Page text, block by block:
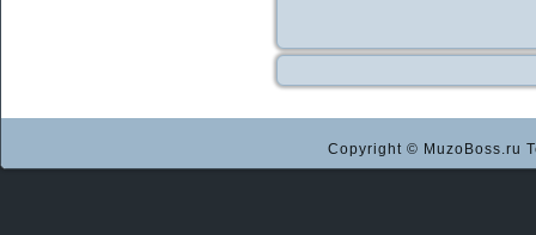
Copyright © MuzoBoss.ru